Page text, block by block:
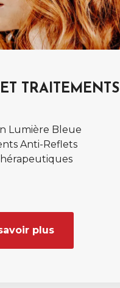
ET TRAITEMENTS
Lumière Bleue
Anti-Reflets
plus